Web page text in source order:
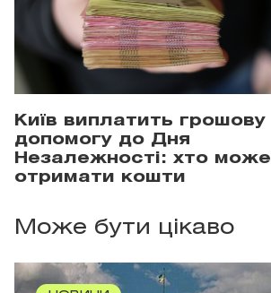
Київ виплатить грошову
допомогу до Дня
Незалежності: хто може
отримати кошти
Може бути цікаво